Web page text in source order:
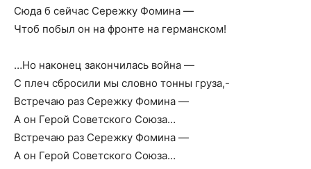
Сюда б сейчас Сережку Фомина —
Чтоб побыл он на фронте на германском!
…Но наконец закончилась война —
С плеч сбросили мы словно тонны груза,-
Встречаю раз Сережку Фомина —
А он Герой Советского Союза…
Встречаю раз Сережку Фомина —
А он Герой Советского Союза…